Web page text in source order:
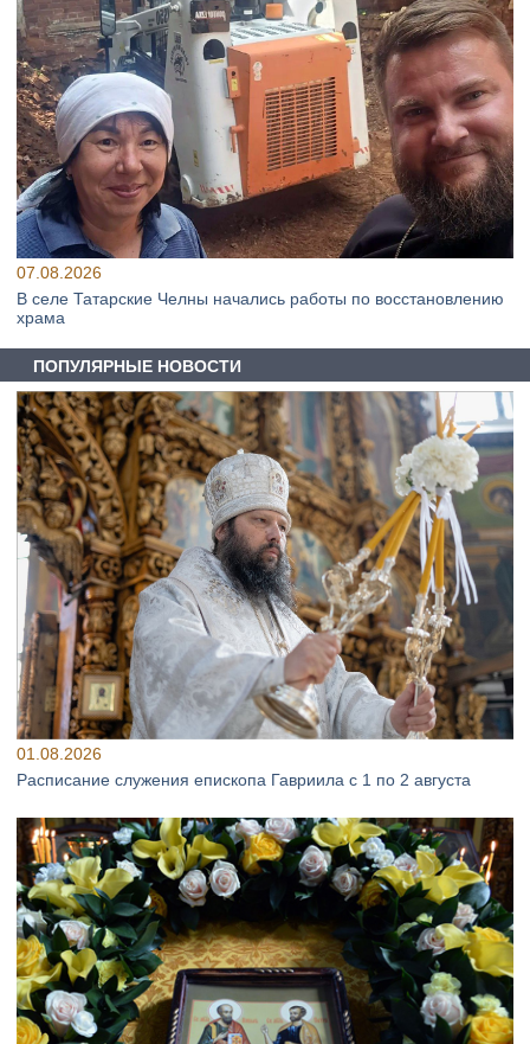
07.08.2026
В селе Татарские Челны начались работы по восстановлению
храма
ПОПУЛЯРНЫЕ НОВОСТИ
01.08.2026
Расписание служения епископа Гавриила с 1 по 2 августа